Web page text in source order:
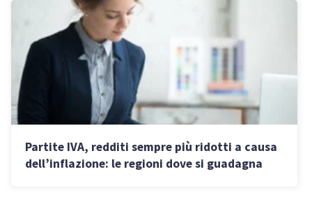
Partite IVA, redditi sempre più ridotti a causa
dell’inflazione: le regioni dove si guadagna